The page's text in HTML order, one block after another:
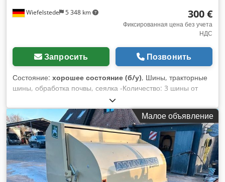
Wiefelstede 5 348 km 300 €
Фиксированная цена без учета
НДС
Запросить Позвонить
Состояние: хорошее состояние (б/у), Шины, тракторные
шины, обработка почвы, сеялка -Количество: 3 шины от
сеялки Amazone Dedpob A E Ufefx Ahzjkr -Размер шины
-Ступица: Ø 40 мм -Размеры: Ø 750 -Полная цена: за 3
шины -Вес: 51 кг/шт.
Малое объявление